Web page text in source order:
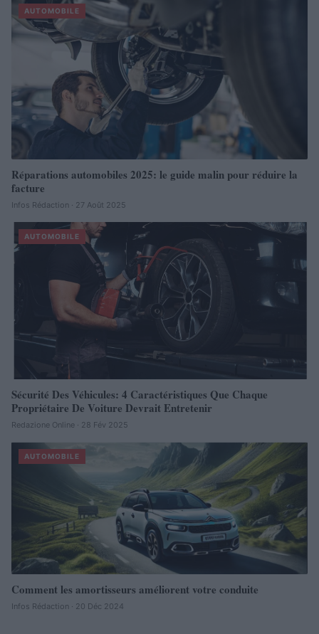
AUTOMOBILE
Réparations automobiles 2025: le guide malin pour réduire la
facture
Infos Rédaction · 27 Août 2025
AUTOMOBILE
Sécurité Des Véhicules: 4 Caractéristiques Que Chaque
Propriétaire De Voiture Devrait Entretenir
Redazione Online · 28 Fév 2025
AUTOMOBILE
Comment les amortisseurs améliorent votre conduite
Infos Rédaction · 20 Déc 2024